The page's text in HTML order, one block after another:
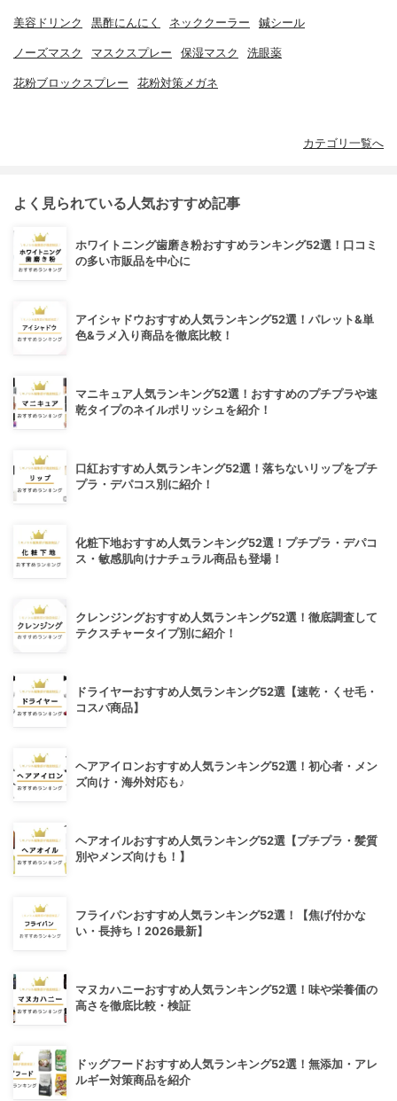
美容ドリンク 黒酢にんにく ネッククーラー 鍼シール
ノーズマスク マスクスプレー 保湿マスク 洗眼薬
花粉ブロックスプレー 花粉対策メガネ
カテゴリ一覧へ
よく見られている人気おすすめ記事
ホワイトニング歯磨き粉おすすめランキング52選！口コミ
の多い市販品を中心に
アイシャドウおすすめ人気ランキング52選！パレット&単
色&ラメ入り商品を徹底比較！
マニキュア人気ランキング52選！おすすめのプチプラや速
乾タイプのネイルポリッシュを紹介！
口紅おすすめ人気ランキング52選！落ちないリップをプチ
プラ・デパコス別に紹介！
化粧下地おすすめ人気ランキング52選！プチプラ・デパコ
ス・敏感肌向けナチュラル商品も登場！
クレンジングおすすめ人気ランキング52選！徹底調査して
テクスチャータイプ別に紹介！
ドライヤーおすすめ人気ランキング52選【速乾・くせ毛・
コスパ商品】
ヘアアイロンおすすめ人気ランキング52選！初心者・メン
ズ向け・海外対応も♪
ヘアオイルおすすめ人気ランキング52選【プチプラ・髪質
別やメンズ向けも！】
フライパンおすすめ人気ランキング52選！【焦げ付かな
い・長持ち！2026最新】
マヌカハニーおすすめ人気ランキング52選！味や栄養価の
高さを徹底比較・検証
ドッグフードおすすめ人気ランキング52選！無添加・アレ
ルギー対策商品を紹介